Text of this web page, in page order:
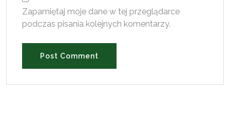
Zapamiętaj moje dane w tej przeglądarce
podczas pisania kolejnych komentarzy.